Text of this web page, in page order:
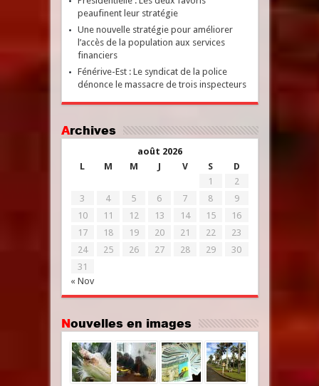
peaufinent leur stratégie
Une nouvelle stratégie pour améliorer
l’accès de la population aux services
financiers
Fénérive-Est : Le syndicat de la police
dénonce le massacre de trois inspecteurs
Archives
août 2026
L
M M J V S D
« Nov
1
2
3
4 5 6 7 8
9
10
11 12 13 14 15
16
17
18 19 20 21 22
23
24
25 26 27 28 29
30
31
Nouvelles en images